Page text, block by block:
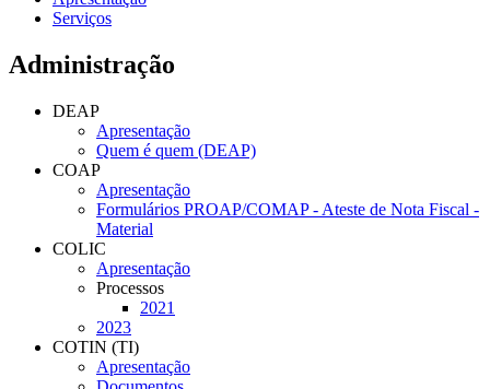
Serviços
Administração
DEAP
Apresentação
Quem é quem (DEAP)
COAP
Apresentação
Formulários PROAP/COMAP - Ateste de Nota Fiscal -
Material
COLIC
Apresentação
Processos
2021
2023
COTIN (TI)
Apresentação